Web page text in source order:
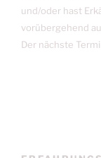
und/oder hast
vorübergehend
Der nächste